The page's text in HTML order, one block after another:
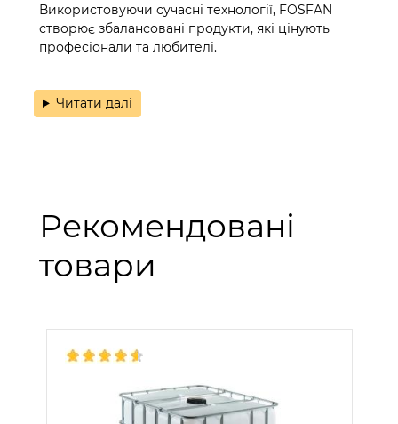
Використовуючи сучасні технології, FOSFAN
створює збалансовані продукти, які цінують
професіонали та любителі.
Читати далі
Рекомендовані
товари